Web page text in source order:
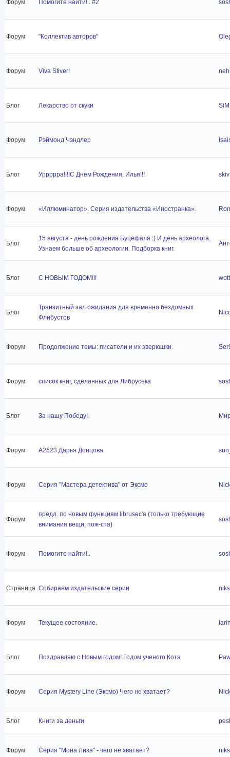
Форум Помогите найти!.. #2
Форум "Коллектив авторов"
Форум Viva Stiver!
Блог Лекарство от скуки
Форум Рэймонд Чэндлер
Блог Уррррра!!!!С Днём Рождения, Илья!!! skiv
Форум «Иллюминатор». Серия издательства «Иностранка».
Блог
15 августа - день рождения Буцефала :) И день археолога.
Узнаем больше об археологии. Подборка книг.
Блог С НОВЫМ ГОДОМ!!!
Блог
Транзитный зал ожидания для временно бездомных
Флибустов
Форум Продолжение темы: писатели и их зверюшки.
Форум список книг, сделанных для Либрусека
Блог За нашу Победу!
Форум A2623 Дарья Донцова
Форум Серия "Мастера детектива" от Эксмо
Форум
предл. по новым функциям librusec'а (только требующие
внимания вещи, пож-ста)
Форум Помогите найти!..
Страница Собираем издательские серии
Форум Текущее состояние.
Блог Поздравляю с Новым годом! Годом ученого Кота
Форум Серия Mystery Line (Эксмо) Чего не хватает?
Блог Книги за деньги
Форум Серия "Мона Лиза" - чего не хватает?